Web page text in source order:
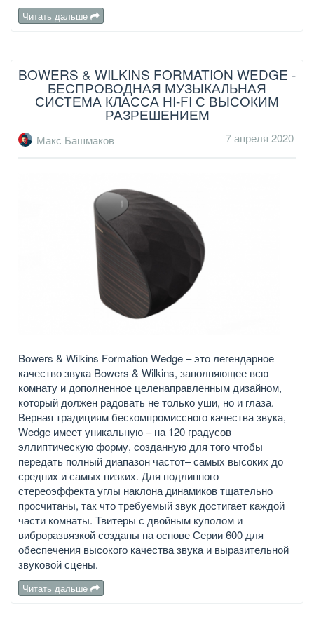
Читать дальше
BOWERS & WILKINS FORMATION WEDGE -
БЕСПРОВОДНАЯ МУЗЫКАЛЬНАЯ
СИСТЕМА КЛАССА HI-FI С ВЫСОКИМ
РАЗРЕШЕНИЕМ
Макс Башмаков 7 апреля 2020
Bowers & Wilkins Formation Wedge – это легендарное
качество звука Bowers & Wilkins, заполняющее всю
комнату и дополненное целенаправленным дизайном,
который должен радовать не только уши, но и глаза.
Верная традициям бескомпромиссного качества звука,
Wedge имеет уникальную – на 120 градусов
эллиптическую форму, созданную для того чтобы
передать полный диапазон частот– самых высоких до
средних и самых низких. Для подлинного
стереоэффекта углы наклона динамиков тщательно
просчитаны, так что требуемый звук достигает каждой
части комнаты. Твитеры с двойным куполом и
виброразвязкой созданы на основе Серии 600 для
обеспечения высокого качества звука и выразительной
звуковой сцены.
Читать дальше